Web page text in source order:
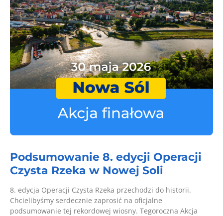
Podsumowanie 8. edycji Operacji
Czysta Rzeka w Nowej Soli
8. edycja Operacji Czysta Rzeka przechodzi do historii.
Chcielibyśmy serdecznie zaprosić na oficjalne
podsumowanie tej rekordowej wiosny. Tegoroczna Akcja